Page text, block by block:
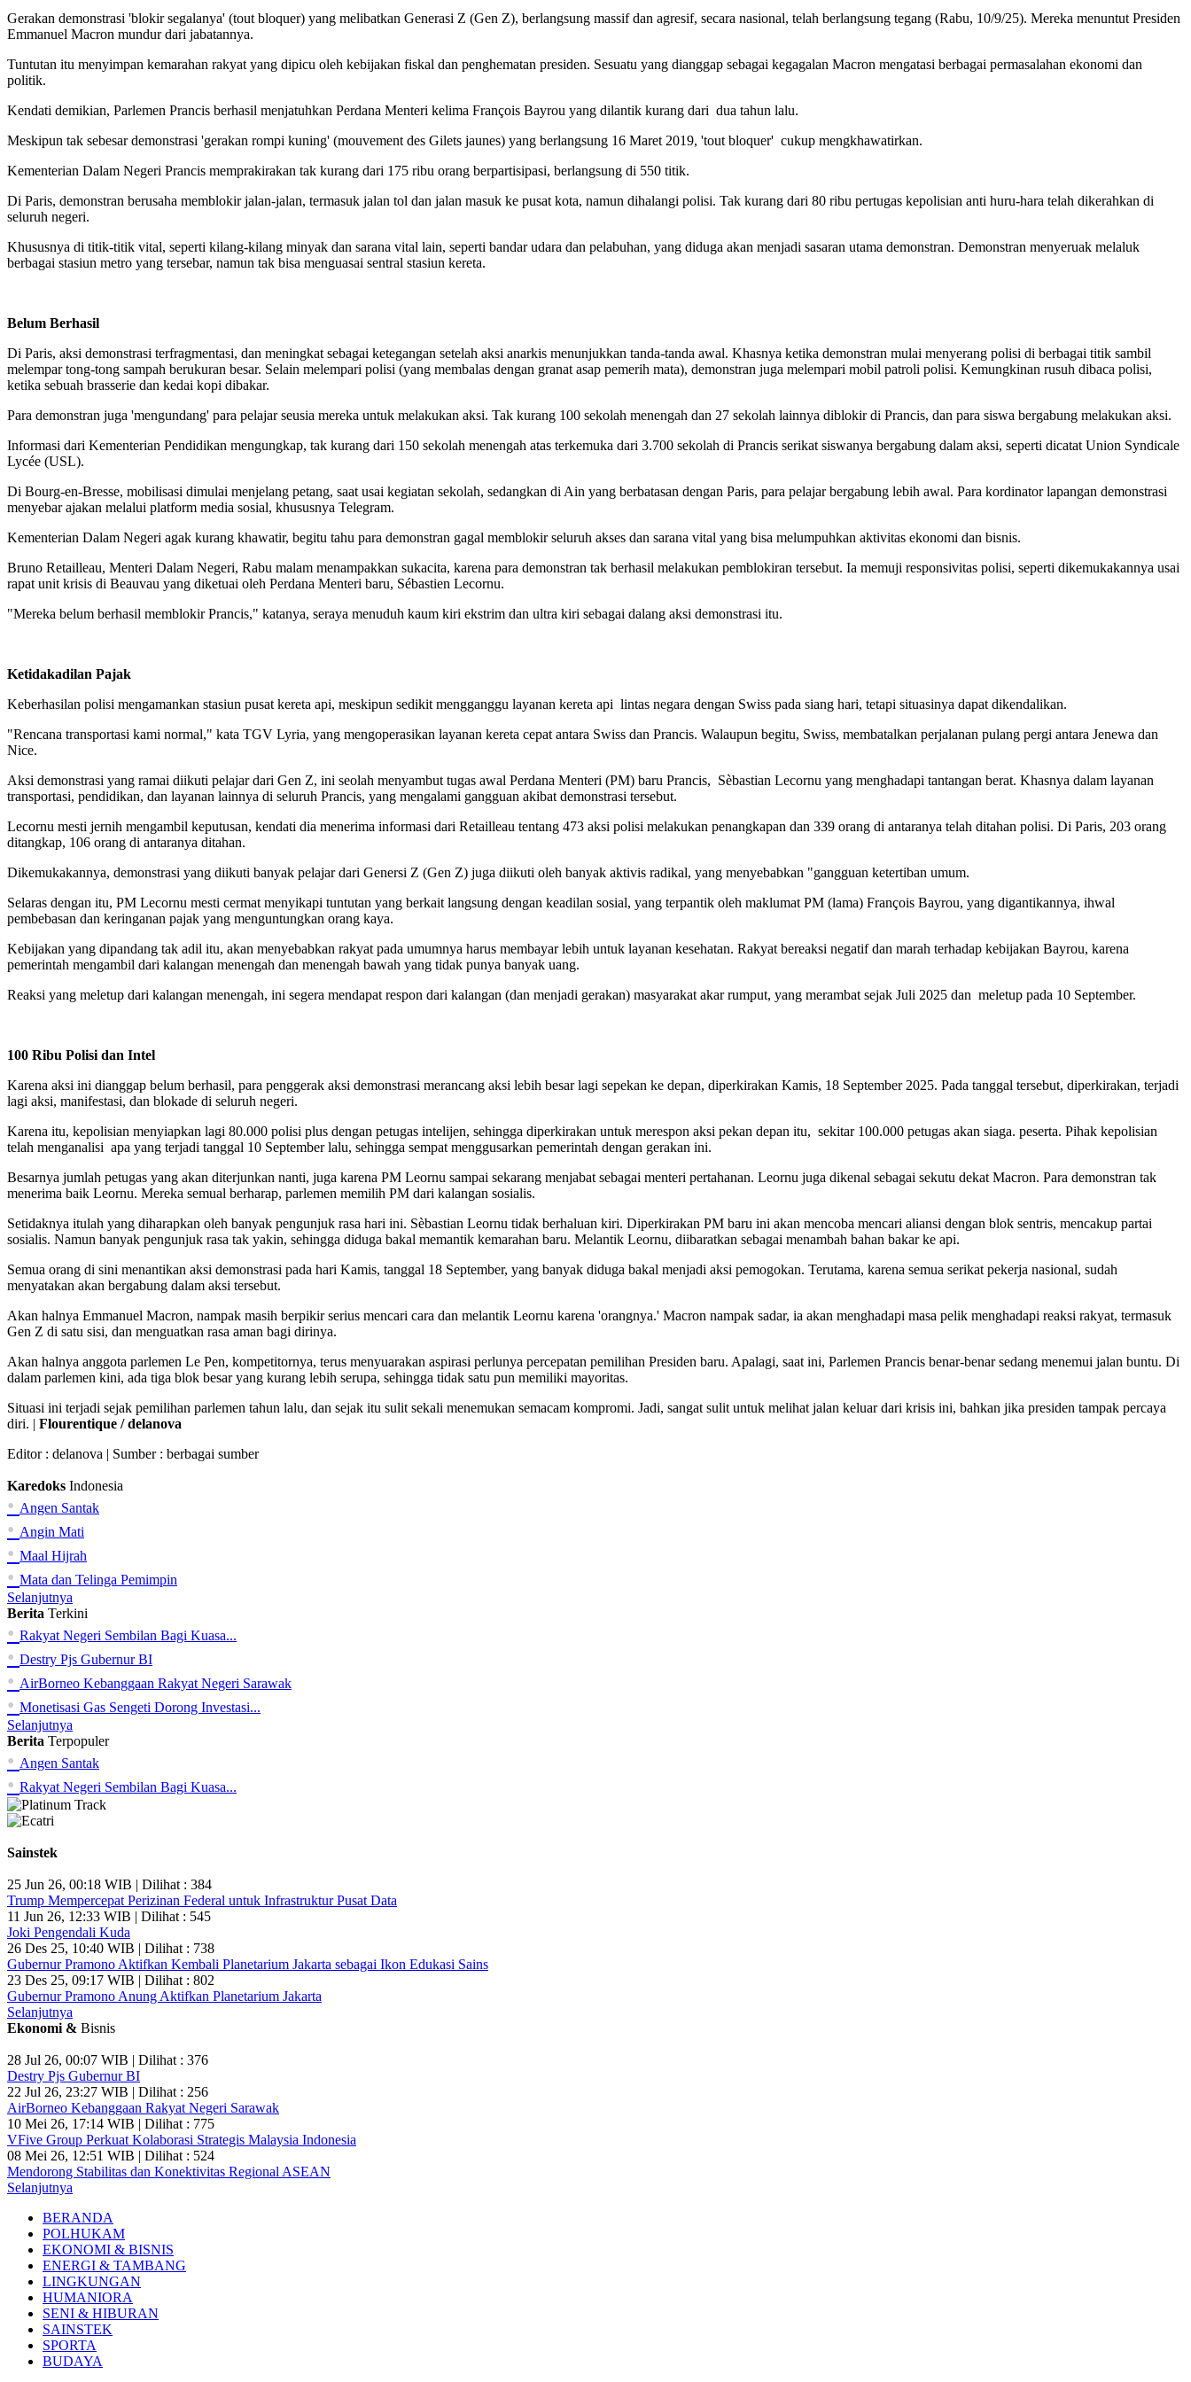
Gerakan demonstrasi 'blokir segalanya' (tout bloquer) yang melibatkan Generasi Z (Gen Z), berlangsung massif dan agresif, secara nasional, telah berlangsung tegang (Rabu, 10/9/25). Mereka menuntut Presiden
Emmanuel Macron mundur dari jabatannya.
Tuntutan itu menyimpan kemarahan rakyat yang dipicu oleh kebijakan fiskal dan penghematan presiden. Sesuatu yang dianggap sebagai kegagalan Macron mengatasi berbagai permasalahan ekonomi dan
politik.
Kendati demikian, Parlemen Prancis berhasil menjatuhkan Perdana Menteri kelima François Bayrou yang dilantik kurang dari dua tahun lalu.
Meskipun tak sebesar demonstrasi 'gerakan rompi kuning' (mouvement des Gilets jaunes) yang berlangsung 16 Maret 2019, 'tout bloquer' cukup mengkhawatirkan.
Kementerian Dalam Negeri Prancis memprakirakan tak kurang dari 175 ribu orang berpartisipasi, berlangsung di 550 titik.
Di Paris, demonstran berusaha memblokir jalan-jalan, termasuk jalan tol dan jalan masuk ke pusat kota, namun dihalangi polisi. Tak kurang dari 80 ribu pertugas kepolisian anti huru-hara telah dikerahkan di
seluruh negeri.
Khususnya di titik-titik vital, seperti kilang-kilang minyak dan sarana vital lain, seperti bandar udara dan pelabuhan, yang diduga akan menjadi sasaran utama demonstran. Demonstran menyeruak melaluk
berbagai stasiun metro yang tersebar, namun tak bisa menguasai sentral stasiun kereta.
Belum Berhasil
Di Paris, aksi demonstrasi terfragmentasi, dan meningkat sebagai ketegangan setelah aksi anarkis menunjukkan tanda-tanda awal. Khasnya ketika demonstran mulai menyerang polisi di berbagai titik sambil
melempar tong-tong sampah berukuran besar. Selain melempari polisi (yang membalas dengan granat asap pemerih mata), demonstran juga melempari mobil patroli polisi. Kemungkinan rusuh dibaca polisi,
ketika sebuah brasserie dan kedai kopi dibakar.
Para demonstran juga 'mengundang' para pelajar seusia mereka untuk melakukan aksi. Tak kurang 100 sekolah menengah dan 27 sekolah lainnya diblokir di Prancis, dan para siswa bergabung melakukan aksi.
Informasi dari Kementerian Pendidikan mengungkap, tak kurang dari 150 sekolah menengah atas terkemuka dari 3.700 sekolah di Prancis serikat siswanya bergabung dalam aksi, seperti dicatat Union Syndicale
Lycée (USL).
Di Bourg-en-Bresse, mobilisasi dimulai menjelang petang, saat usai kegiatan sekolah, sedangkan di Ain yang berbatasan dengan Paris, para pelajar bergabung lebih awal. Para kordinator lapangan demonstrasi
menyebar ajakan melalui platform media sosial, khususnya Telegram.
Kementerian Dalam Negeri agak kurang khawatir, begitu tahu para demonstran gagal memblokir seluruh akses dan sarana vital yang bisa melumpuhkan aktivitas ekonomi dan bisnis.
Bruno Retailleau, Menteri Dalam Negeri, Rabu malam menampakkan sukacita, karena para demonstran tak berhasil melakukan pemblokiran tersebut. Ia memuji responsivitas polisi, seperti dikemukakannya usai
rapat unit krisis di Beauvau yang diketuai oleh Perdana Menteri baru, Sébastien Lecornu.
"Mereka belum berhasil memblokir Prancis," katanya, seraya menuduh kaum kiri ekstrim dan ultra kiri sebagai dalang aksi demonstrasi itu.
Ketidakadilan Pajak
Keberhasilan polisi mengamankan stasiun pusat kereta api, meskipun sedikit mengganggu layanan kereta api lintas negara dengan Swiss pada siang hari, tetapi situasinya dapat dikendalikan.
"Rencana transportasi kami normal," kata TGV Lyria, yang mengoperasikan layanan kereta cepat antara Swiss dan Prancis. Walaupun begitu, Swiss, membatalkan perjalanan pulang pergi antara Jenewa dan
Nice.
Aksi demonstrasi yang ramai diikuti pelajar dari Gen Z, ini seolah menyambut tugas awal Perdana Menteri (PM) baru Prancis, Sèbastian Lecornu yang menghadapi tantangan berat. Khasnya dalam layanan
transportasi, pendidikan, dan layanan lainnya di seluruh Prancis, yang mengalami gangguan akibat demonstrasi tersebut.
Lecornu mesti jernih mengambil keputusan, kendati dia menerima informasi dari Retailleau tentang 473 aksi polisi melakukan penangkapan dan 339 orang di antaranya telah ditahan polisi. Di Paris, 203 orang
ditangkap, 106 orang di antaranya ditahan.
Dikemukakannya, demonstrasi yang diikuti banyak pelajar dari Genersi Z (Gen Z) juga diikuti oleh banyak aktivis radikal, yang menyebabkan "gangguan ketertiban umum.
Selaras dengan itu, PM Lecornu mesti cermat menyikapi tuntutan yang berkait langsung dengan keadilan sosial, yang terpantik oleh maklumat PM (lama) François Bayrou, yang digantikannya, ihwal
pembebasan dan keringanan pajak yang menguntungkan orang kaya.
Kebijakan yang dipandang tak adil itu, akan menyebabkan rakyat pada umumnya harus membayar lebih untuk layanan kesehatan. Rakyat bereaksi negatif dan marah terhadap kebijakan Bayrou, karena
pemerintah mengambil dari kalangan menengah dan menengah bawah yang tidak punya banyak uang.
Reaksi yang meletup dari kalangan menengah, ini segera mendapat respon dari kalangan (dan menjadi gerakan) masyarakat akar rumput, yang merambat sejak Juli 2025 dan meletup pada 10 September.
100 Ribu Polisi dan Intel
Karena aksi ini dianggap belum berhasil, para penggerak aksi demonstrasi merancang aksi lebih besar lagi sepekan ke depan, diperkirakan Kamis, 18 September 2025. Pada tanggal tersebut, diperkirakan, terjadi
lagi aksi, manifestasi, dan blokade di seluruh negeri.
Karena itu, kepolisian menyiapkan lagi 80.000 polisi plus dengan petugas intelijen, sehingga diperkirakan untuk merespon aksi pekan depan itu, sekitar 100.000 petugas akan siaga. peserta. Pihak kepolisian
telah menganalisi apa yang terjadi tanggal 10 September lalu, sehingga sempat menggusarkan pemerintah dengan gerakan ini.
Besarnya jumlah petugas yang akan diterjunkan nanti, juga karena PM Leornu sampai sekarang menjabat sebagai menteri pertahanan. Leornu juga dikenal sebagai sekutu dekat Macron. Para demonstran tak
menerima baik Leornu. Mereka semual berharap, parlemen memilih PM dari kalangan sosialis.
Setidaknya itulah yang diharapkan oleh banyak pengunjuk rasa hari ini. Sèbastian Leornu tidak berhaluan kiri. Diperkirakan PM baru ini akan mencoba mencari aliansi dengan blok sentris, mencakup partai
sosialis. Namun banyak pengunjuk rasa tak yakin, sehingga diduga bakal memantik kemarahan baru. Melantik Leornu, diibaratkan sebagai menambah bahan bakar ke api.
Semua orang di sini menantikan aksi demonstrasi pada hari Kamis, tanggal 18 September, yang banyak diduga bakal menjadi aksi pemogokan. Terutama, karena semua serikat pekerja nasional, sudah
menyatakan akan bergabung dalam aksi tersebut.
Akan halnya Emmanuel Macron, nampak masih berpikir serius mencari cara dan melantik Leornu karena 'orangnya.' Macron nampak sadar, ia akan menghadapi masa pelik menghadapi reaksi rakyat, termasuk
Gen Z di satu sisi, dan menguatkan rasa aman bagi dirinya.
Akan halnya anggota parlemen Le Pen, kompetitornya, terus menyuarakan aspirasi perlunya percepatan pemilihan Presiden baru. Apalagi, saat ini, Parlemen Prancis benar-benar sedang menemui jalan buntu. Di
dalam parlemen kini, ada tiga blok besar yang kurang lebih serupa, sehingga tidak satu pun memiliki mayoritas.
Situasi ini terjadi sejak pemilihan parlemen tahun lalu, dan sejak itu sulit sekali menemukan semacam kompromi. Jadi, sangat sulit untuk melihat jalan keluar dari krisis ini, bahkan jika presiden tampak percaya
diri. | Flourentique / delanova
Editor : delanova | Sumber : berbagai sumber
Karedoks Indonesia
• Angen Santak
• Angin Mati
• Maal Hijrah
• Mata dan Telinga Pemimpin
Selanjutnya
Berita Terkini
• Rakyat Negeri Sembilan Bagi Kuasa...
• Destry Pjs Gubernur BI
• AirBorneo Kebanggaan Rakyat Negeri Sarawak
• Monetisasi Gas Sengeti Dorong Investasi...
Selanjutnya
Berita Terpopuler
• Angen Santak
• Rakyat Negeri Sembilan Bagi Kuasa...
Sainstek
25 Jun 26, 00:18 WIB | Dilihat : 384
Trump Mempercepat Perizinan Federal untuk Infrastruktur Pusat Data
11 Jun 26, 12:33 WIB | Dilihat : 545
Joki Pengendali Kuda
26 Des 25, 10:40 WIB | Dilihat : 738
Gubernur Pramono Aktifkan Kembali Planetarium Jakarta sebagai Ikon Edukasi Sains
23 Des 25, 09:17 WIB | Dilihat : 802
Gubernur Pramono Anung Aktifkan Planetarium Jakarta
Selanjutnya
Ekonomi & Bisnis
28 Jul 26, 00:07 WIB | Dilihat : 376
Destry Pjs Gubernur BI
22 Jul 26, 23:27 WIB | Dilihat : 256
AirBorneo Kebanggaan Rakyat Negeri Sarawak
10 Mei 26, 17:14 WIB | Dilihat : 775
VFive Group Perkuat Kolaborasi Strategis Malaysia Indonesia
08 Mei 26, 12:51 WIB | Dilihat : 524
Mendorong Stabilitas dan Konektivitas Regional ASEAN
Selanjutnya
BERANDA
POLHUKAM
EKONOMI & BISNIS
ENERGI & TAMBANG
LINGKUNGAN
HUMANIORA
SENI & HIBURAN
SAINSTEK
SPORTA
BUDAYA